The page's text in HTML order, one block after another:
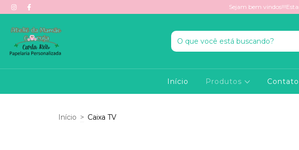
Sejam bem
Início Produtos Contato
Início > Caixa TV